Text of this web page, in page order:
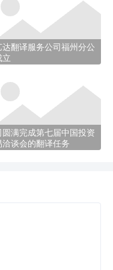
达翻译服务公司福州分公
立
圆满完成第七届中国投资
洽谈会的翻译任务